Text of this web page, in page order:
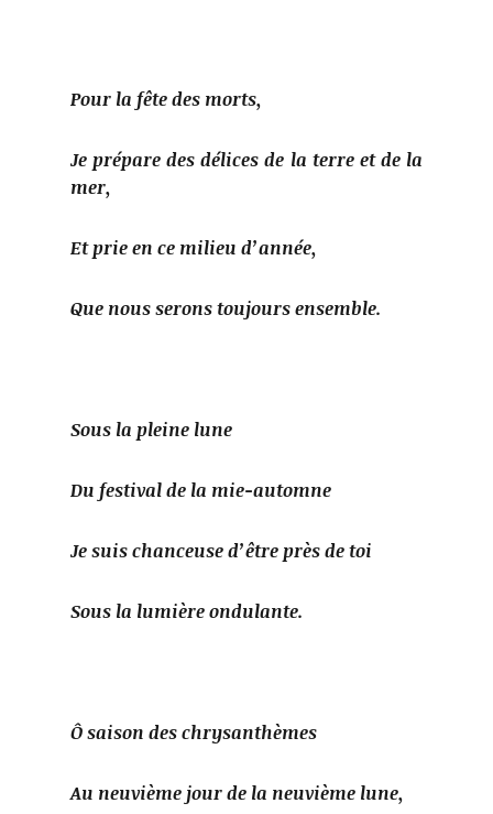
Pour la fête des morts,
Je prépare des délices de la terre et de la
mer,
Et prie en ce milieu d’année,
Que nous serons toujours ensemble.
Sous la pleine lune
Du festival de la mie-automne
Je suis chanceuse d’être près de toi
Sous la lumière ondulante.
Ô saison des chrysanthèmes
Au neuvième jour de la neuvième lune,